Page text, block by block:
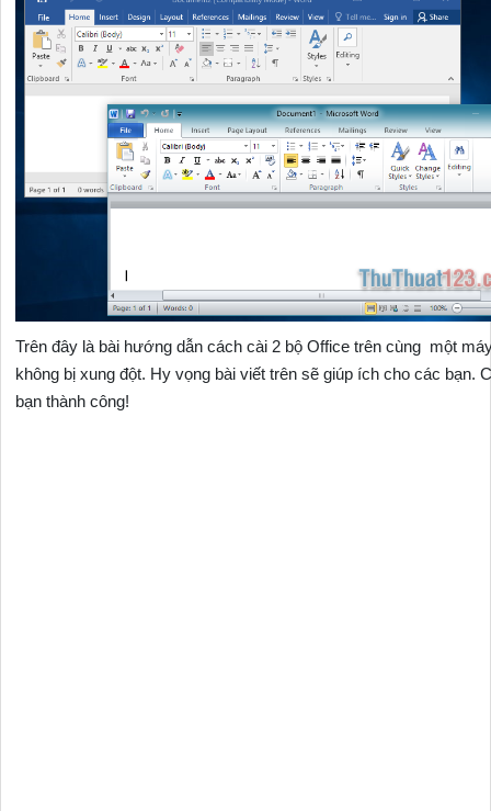
Trên đây là bài hướng dẫn cách cài 2 bộ Office trên cùng một
không bị xung đột. Hy vọng bài viết trên sẽ giúp ích cho các bạn.
bạn thành công!